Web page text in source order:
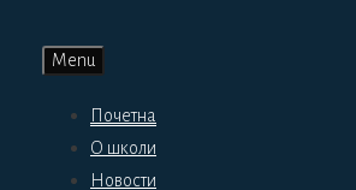
Menu
Почетна
О школи
Новости